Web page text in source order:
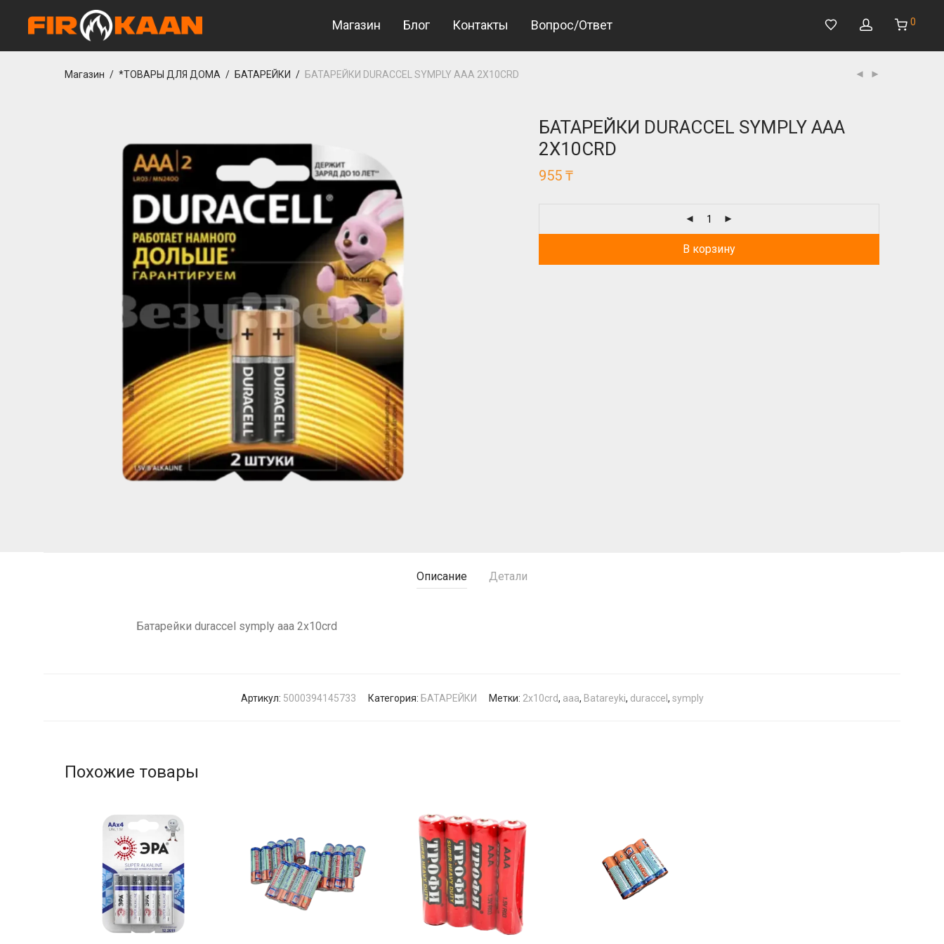
Магазин Блог Контакты Вопрос/Ответ 0
Магазин / *ТОВАРЫ ДЛЯ ДОМА / БАТАРЕЙКИ / БАТАРЕЙКИ DURACCEL SYMPLY AAA 2X10CRD
БАТАРЕЙКИ DURACCEL SYMPLY AAA
2X10CRD
955 ₸
В корзину
Описание Детали
Батарейки duraccel symply aaa 2x10crd
Артикул: 5000394145733 Категория: БАТАРЕЙКИ Метки: 2x10crd, aaa, Batareyki, duraccel , symply
Похожие товары
casibom giriş